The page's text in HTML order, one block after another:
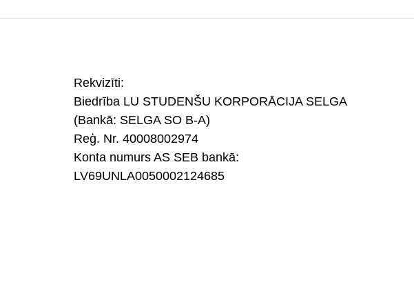
Rekvizīti:
Biedrība LU STUDENŠU KORPORĀCIJA SELGA
(Bankā: SELGA SO B-A)
Reģ. Nr. 40008002974
Konta numurs AS SEB bankā:
LV69UNLA0050002124685